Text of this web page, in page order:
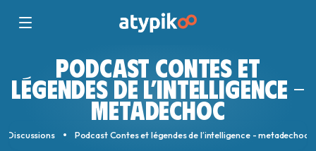
PODCAST CONTES ET
LÉGENDES DE L’INTELLIGENCE -
METADECHOC
Discussions Podcast Contes et légendes de l’intelligence - metadechoc